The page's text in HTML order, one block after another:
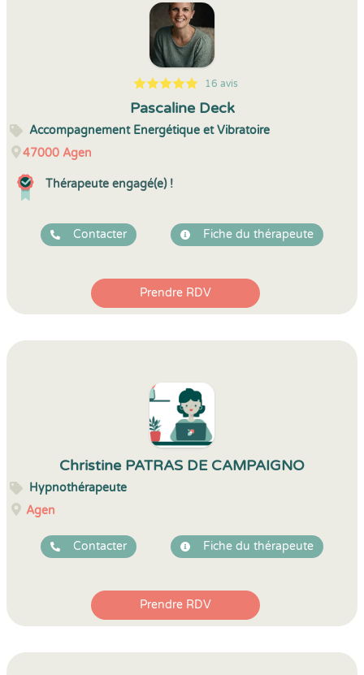
5
1
5
16 16 avis
Pascaline Deck
Accompagnement Energétique et Vibratoire
47000 Agen
Thérapeute engagé(e) !
Contacter Fiche du thérapeute
Prendre RDV
Christine PATRAS DE CAMPAIGNO
Hypnothérapeute
Agen
Contacter Fiche du thérapeute
Prendre RDV